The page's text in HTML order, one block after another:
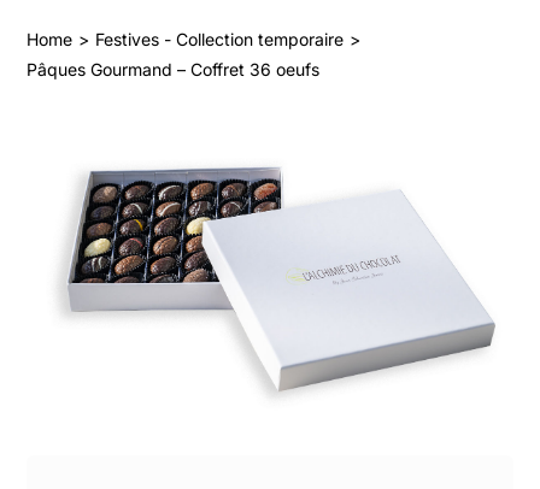
Magasins
Gamme de nos produits
Home
Festives - Collection temporaire
Pâques Gourmand – Coffret 36 oeufs